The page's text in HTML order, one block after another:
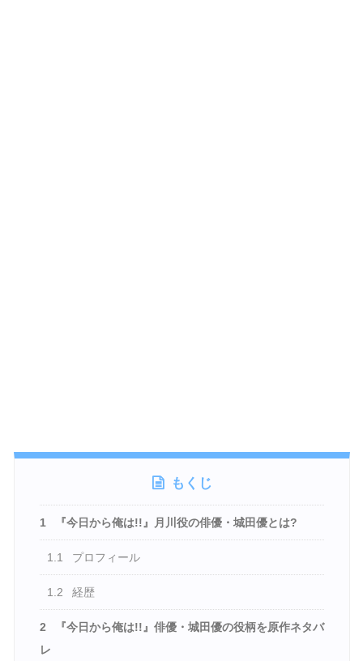
もくじ
1 『今日から俺は!!』月川役の俳優・城田優とは?
1.1 プロフィール
1.2 経歴
2
『今日から俺は!!』俳優・城田優の役柄を原作ネタバ
レ